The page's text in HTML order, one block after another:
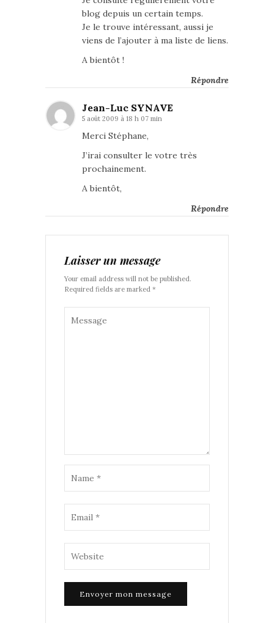
blog depuis un certain temps.
Je le trouve intéressant, aussi je
viens de l’ajouter à ma liste de liens.
A bientôt !
Répondre
Jean-Luc SYNAVE
5 août 2009 à 18 h 07 min
Merci Stéphane,
J’irai consulter le votre très
prochainement.
A bientôt,
Répondre
Laisser un message
Your email address will not be published.
Required fields are marked *